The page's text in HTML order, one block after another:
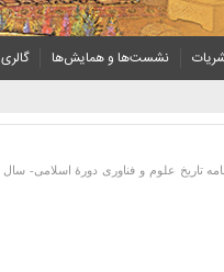
نشست‌ها و همایش‌ها گالری